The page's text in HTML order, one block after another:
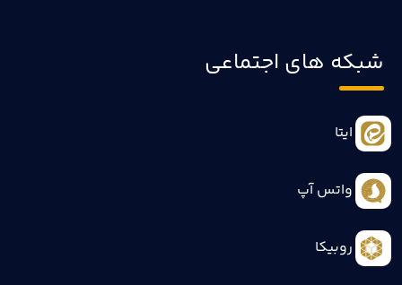
شبکه های اجتماعی
ایتا
واتس آپ
روبیکا